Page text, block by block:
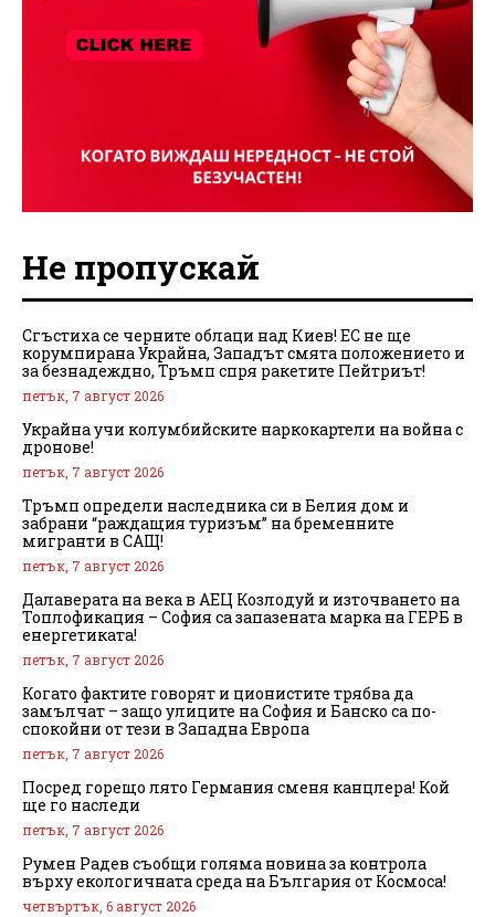
Не пропускай
Сгъстиха се черните облаци над Киев! ЕС не ще
корумпирана Украйна, Западът смята положението и
за безнадеждно, Тръмп спря ракетите Пейтриът!
петък, 7 август 2026
Украйна учи колумбийските наркокартели на война с
дронове!
петък, 7 август 2026
Тръмп определи наследника си в Белия дом и
забрани “раждащия туризъм” на бременните
мигранти в САЩ!
петък, 7 август 2026
Далаверата на века в АЕЦ Козлодуй и източването на
Топлофикация – София са запазената марка на ГЕРБ в
енергетиката!
петък, 7 август 2026
Когато фактите говорят и ционистите трябва да
замълчат – защо улиците на София и Банско са по-
спокойни от тези в Западна Европа
петък, 7 август 2026
Посред горещо лято Германия сменя канцлера! Кой
ще го наследи
петък, 7 август 2026
Румен Радев съобщи голяма новина за контрола
върху екологичната среда на България от Космоса!
четвъртък, 6 август 2026